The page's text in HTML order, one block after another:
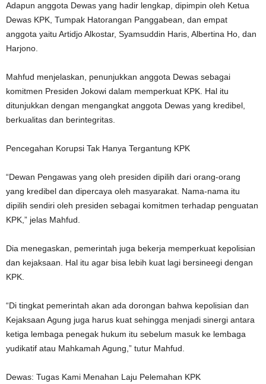
Adapun anggota Dewas yang hadir lengkap, dipimpin oleh Ketua
Dewas KPK, Tumpak Hatorangan Panggabean, dan empat
anggota yaitu Artidjo Alkostar, Syamsuddin Haris, Albertina Ho, dan
Harjono.
Mahfud menjelaskan, penunjukkan anggota Dewas sebagai
komitmen Presiden Jokowi dalam memperkuat KPK. Hal itu
ditunjukkan dengan mengangkat anggota Dewas yang kredibel,
berkualitas dan berintegritas.
Pencegahan Korupsi Tak Hanya Tergantung KPK
“Dewan Pengawas yang oleh presiden dipilih dari orang-orang
yang kredibel dan dipercaya oleh masyarakat. Nama-nama itu
dipilih sendiri oleh presiden sebagai komitmen terhadap penguatan
KPK,” jelas Mahfud.
Dia menegaskan, pemerintah juga bekerja memperkuat kepolisian
dan kejaksaan. Hal itu agar bisa lebih kuat lagi bersineegi dengan
KPK.
“Di tingkat pemerintah akan ada dorongan bahwa kepolisian dan
Kejaksaan Agung juga harus kuat sehingga menjadi sinergi antara
ketiga lembaga penegak hukum itu sebelum masuk ke lembaga
yudikatif atau Mahkamah Agung,” tutur Mahfud.
Dewas: Tugas Kami Menahan Laju Pelemahan KPK